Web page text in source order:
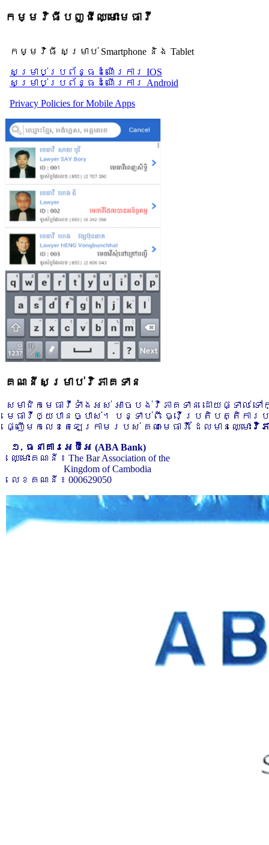
កម្មវិធីបញ្ជីឈ្មោះមេធាវី
កម្មវិធី សម្រាប់ Smartphone និង Tablet
សម្រាប់​ប្រព័ន្ធដំណើរការ IOS
សម្រាប់​ប្រព័ន្ធដំណើរការ Android
Privacy Policies for Mobile Apps
គណនីសម្រាប់វិភាគទាន
សមាជិកមេធាវីទាំងអស់ អាចបង់វិភាគទាន ដោយផ្ទាល់
មេធាវីឲ្យបានច្បាស់។ បន្ទាប់ពី ធ្វើប្រតិបត្តិកា
ផ្ញើមកលេខតេឡេក្រាមរបស់ គណៈមេធាវី ដែលមានឈ្មោះ វិភ
១. ធនាគារអេប៊ីអេ (ABA Bank)
ឈ្មោះគណនី ៖ The Bar Association of the
Kingdom of Cambodia
លេខគណនី ៖ 000629050